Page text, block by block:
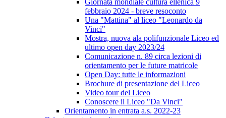
Giornata mondiale cultura ellenica 9
febbraio 2024 - breve resoconto
Una "Mattina" al liceo "Leonardo da
Vinci"
Mostra, nuova ala polifunzionale Liceo ed
ultimo open day 2023/24
Comunicazione n. 89 circa lezioni di
orientamento per le future matricole
Open Day: tutte le informazioni
Brochure di presentazione del Liceo
Video tour del Liceo
Conoscere il Liceo "Da Vinci"
Orientamento in entrata a.s. 2022-23